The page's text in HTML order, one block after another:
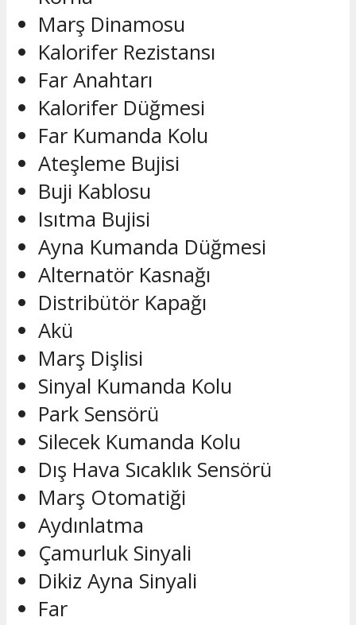
Marş Dinamosu
Kalorifer Rezistansı
Far Anahtarı
Kalorifer Düğmesi
Far Kumanda Kolu
Ateşleme Bujisi
Buji Kablosu
Isıtma Bujisi
Ayna Kumanda Düğmesi
Alternatör Kasnağı
Distribütör Kapağı
Akü
Marş Dişlisi
Sinyal Kumanda Kolu
Park Sensörü
Silecek Kumanda Kolu
Dış Hava Sıcaklık Sensörü
Marş Otomatiği
Aydınlatma
Çamurluk Sinyali
Dikiz Ayna Sinyali
Far